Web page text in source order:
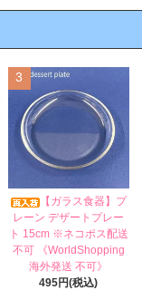
3
【ガラス食器】プ
レーン デザートプレー
ト 15cm ※ネコポス配送
不可 《WorldShopping
海外発送 不可》
495円(税込)